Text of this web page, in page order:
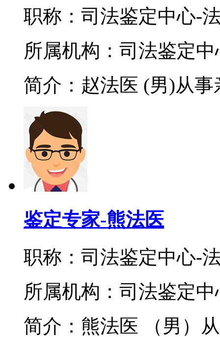
职称：司法鉴定中心-
所属机构：司法鉴定中
简介：赵法医 (男)从
鉴定专家-熊法医
职称：司法鉴定中心-
所属机构：司法鉴定中
简介：熊法医 （男）